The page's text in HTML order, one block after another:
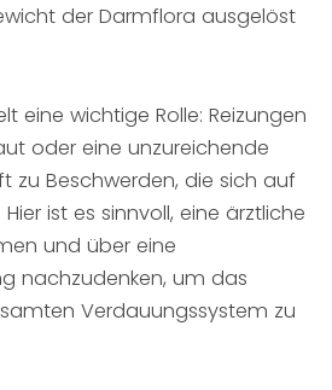
der Darmflora ausgelöst
eine wichtige Rolle: Reizungen
oder eine unzureichende
zu Beschwerden, die sich auf
ist es sinnvoll, eine ärztliche
und über eine
nachzudenken, um das
Verdauungssystem zu